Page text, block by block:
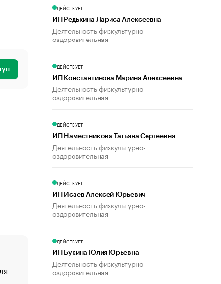
«От спорта тело стареет иначе». Как живет глава
создавшей GTA
ДЕЙСТВУЕТ
ИП Редькина Лариса Алексеевна
Деятельность физкультурно-
оздоровительная
ДЕЙСТВУЕТ
ИП Константинова Марина Алексеевна
Деятельность физкультурно-
оздоровительная
ДЕЙСТВУЕТ
ИП Наместникова Татьяна Сергеевна
Деятельность физкультурно-
оздоровительная
ДЕЙСТВУЕТ
ИП Исаев Алексей Юрьевич
Деятельность физкультурно-
оздоровительная
ДЕЙСТВУЕТ
ИП Букина Юлия Юрьевна
Деятельность физкультурно-
оздоровительная